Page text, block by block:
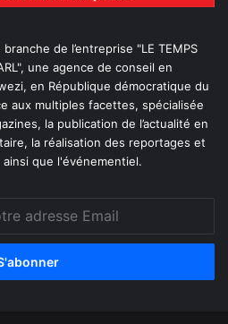
de l’entreprise "LE TEMPS
une agence de conseil en
en République démocratique du
aux multiples facettes, spécialisée
la publication de l’actualité en
la réalisation des reportages et
que l'événementiel.